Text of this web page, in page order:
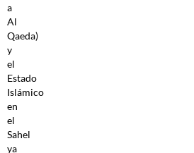
a
Al
Qaeda)
y
el
Estado
Islámico
en
el
Sahel
ya